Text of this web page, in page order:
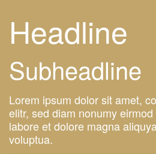
Headline
Subheadline
Lorem ipsum dolor sit amet,
elitr, sed diam nonumy
labore et dolore magna
voluptua.